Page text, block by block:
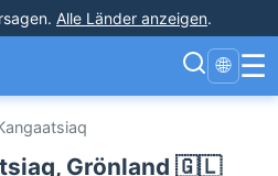
. Alle Länder anzeigen.
🌐 ☰
Grönland 🇬🇱